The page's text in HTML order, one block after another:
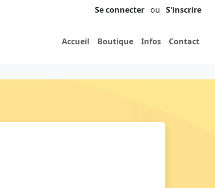
Se connecter ou S'inscrire
Accueil Boutique Infos Contact